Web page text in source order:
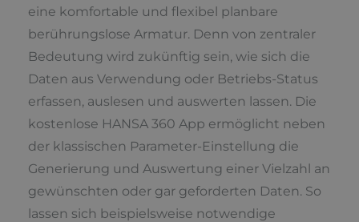
eine komfortable und flexibel planbare
berührungslose Armatur. Denn von zentraler
Bedeutung wird zukünftig sein, wie sich die
Daten aus Verwendung oder Betriebs-Status
erfassen, auslesen und auswerten lassen. Die
kostenlose HANSA 360 App ermöglicht neben
der klassischen Parameter-Einstellung die
Generierung und Auswertung einer Vielzahl an
gewünschten oder gar geforderten Daten. So
lassen sich beispielsweise notwendige